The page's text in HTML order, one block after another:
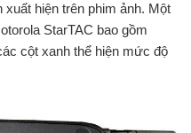
hiện trên phim ảnh. Một
StarTAC bao gồm
cột xanh thể hiện mức độ